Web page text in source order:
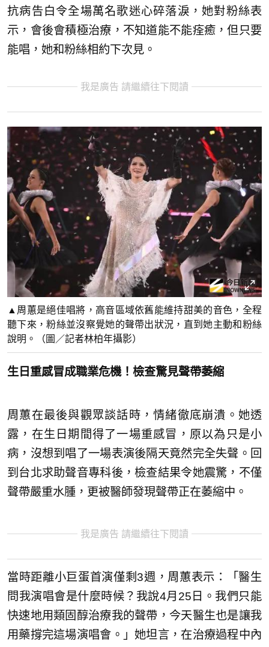
抗病告白令全場萬名歌迷心碎落淚，她對粉絲表
示，會後會積極治療，不知道能不能痊癒，但只要
能唱，她和粉絲相約下次見。
我是廣告 請繼續往下閱讀
▲周蕙是絕佳唱將，高音區域依舊能維持甜美的音色，全程
聽下來，粉絲並沒察覺她的聲帶出狀況，直到她主動和粉絲
說明。（圖／記者林柏年攝影）
生日重感冒成職業危機！檢查驚見聲帶萎縮
周蕙在最後與觀眾談話時，情緒徹底崩潰。她透
露，在生日期間得了一場重感冒，原以為只是小
病，沒想到唱了一場表演後隔天竟然完全失聲。回
到台北求助聲音專科後，檢查結果令她震驚，不僅
聲帶嚴重水腫，更被醫師發現聲帶正在萎縮中。
我是廣告 請繼續往下閱讀
當時距離小巨蛋首演僅剩3週，周蕙表示：「醫生
問我演唱會是什麼時候？我說4月25日。我們只能
快速地用類固醇治療我的聲帶，今天醫生也是讓我
用藥撐完這場演唱會。」她坦言，在治療過程中內